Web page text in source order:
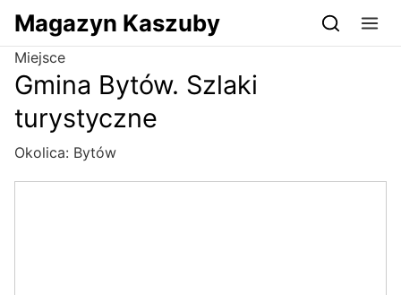
Przejdź do serwisu magazynkaszuby.pl
Magazyn Kaszuby
Miejsce
Gmina Bytów. Szlaki
turystyczne
Okolica: Bytów